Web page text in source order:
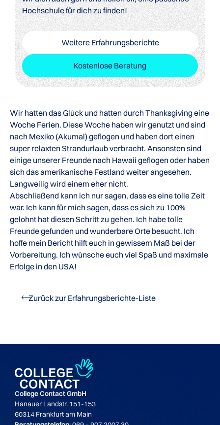
Hochschule für dich zu finden!
Weitere Erfahrungsberichte
Kostenlose Beratung
Wir hatten das Glück und hatten durch Thanksgiving eine
Woche Ferien. Diese Woche haben wir genutzt und sind
nach Mexiko (Akumal) geflogen und haben dort einen
super relaxten Strandurlaub verbracht. Ansonsten sind
einige unserer Freunde nach Hawaii geflogen oder haben
sich das amerikanische Festland weiter angesehen.
Langweilig wird einem eher nicht.
Abschließend kann ich nur sagen, dass es eine tolle Zeit
war. Ich kann für mich sagen, dass es sich zu 100%
gelohnt hat diesen Schritt zu gehen. Ich habe tolle
Freunde gefunden und wunderbare Orte besucht. Ich
hoffe mein Bericht hilft euch in gewissem Maß bei der
Vorbereitung. Ich wünsche euch viel Spaß und maximale
Erfolge in den USA!
Zurück zur Erfahrungsberichte-Liste
College Contact GmbH
Hanauer Landstr. 151-153
60314 Frankfurt am Main